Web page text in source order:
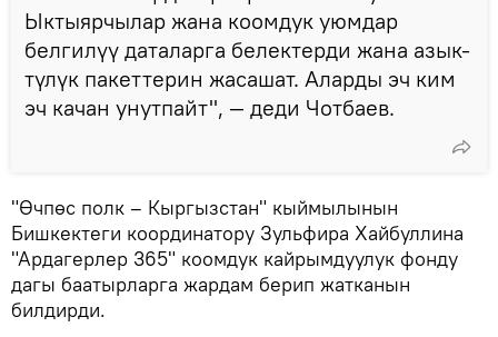
Ыктыярчылар жана коомдук уюмдар
белгилүү даталарга белектерди жана азык-
түлүк пакеттерин жасашат. Аларды эч ким
эч качан унутпайт", — деди Чотбаев.
"Өчпөс полк – Кыргызстан" кыймылынын
Бишкектеги координатору Зульфира Хайбуллина
"Ардагерлер 365" коомдук кайрымдуулук фонду
дагы баатырларга жардам берип жатканын
билдирди.